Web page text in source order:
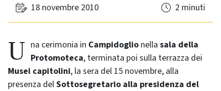
18 novembre 2010 2 minuti
Una cerimonia in Campidoglio nella sala della
Protomoteca, terminata poi sulla terrazza dei
Musei capitolini, la sera del 15 novembre, alla
presenza delSottosegretario alla presidenza del